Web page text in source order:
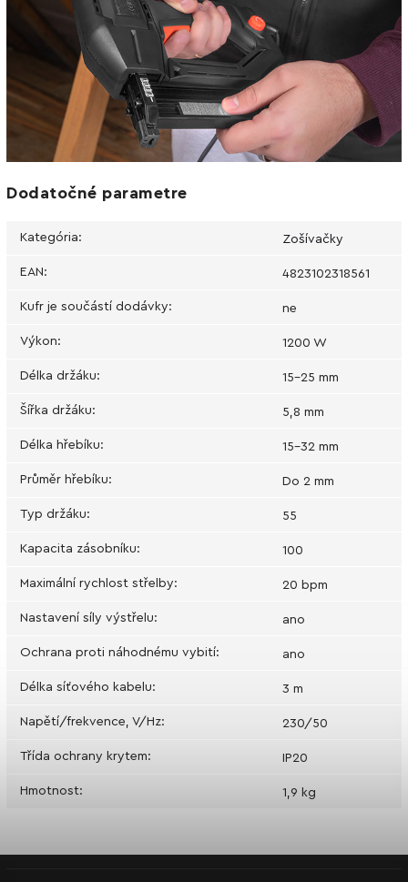
Dodatočné parametre
Kategória: Zošívačky
EAN: 4823102318561
Kufr je součástí dodávky: ne
Výkon: 1200 W
Délka držáku: 15-25 mm
Šířka držáku: 5,8 mm
Délka hřebíku: 15-32 mm
Průměr hřebíku: Do 2 mm
Typ držáku: 55
Kapacita zásobníku: 100
Maximální rychlost střelby: 20 bpm
Nastavení síly výstřelu: ano
Ochrana proti náhodnému vybití: ano
Délka síťového kabelu: 3 m
Napětí/frekvence, V/Hz: 230/50
Třída ochrany krytem: IP20
Hmotnost: 1,9 kg